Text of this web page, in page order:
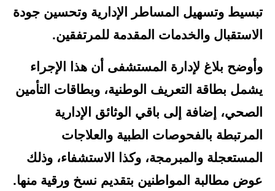
تبسيط وتسهيل المساطر الإدارية وتحسين جودة
الاستقبال والخدمات المقدمة للمرتفقين.
وأوضح بلاغ لإدارة المستشفى أن هذا الإجراء
يشمل بطاقة التعريف الوطنية، وبطاقات التأمين
الصحي، إضافة إلى باقي الوثائق الإدارية
المرتبطة بالفحوصات الطبية والعلاجات
المستعجلة والمبرمجة، وكذا الاستشفاء، وذلك
عوض مطالبة المواطنين بتقديم نسخ ورقية منها.